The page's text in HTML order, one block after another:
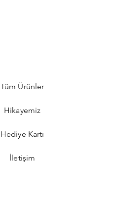
Tüm Ürünler
Hikayemiz
Hediye Kartı
İletişim